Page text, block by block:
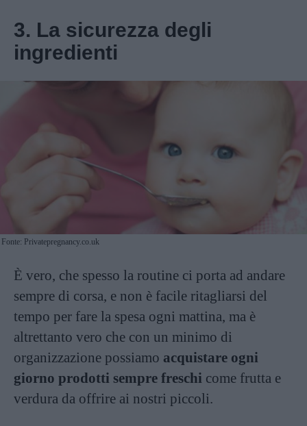
3. La sicurezza degli
ingredienti
Fonte: Privatepregnancy.co.uk
È vero, che spesso la routine ci porta ad andare
sempre di corsa, e non è facile ritagliarsi del
tempo per fare la spesa ogni mattina, ma è
altrettanto vero che con un minimo di
organizzazione possiamo acquistare ogni
giorno prodotti sempre freschi come frutta e
verdura da offrire ai nostri piccoli.